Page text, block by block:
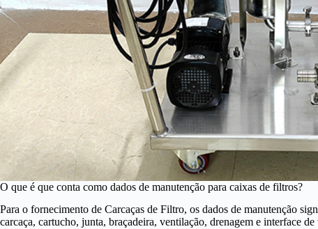
O que é que conta como dados de manutenção para caixas de filtros?
Para o fornecimento de Carcaças de Filtro, os dados de manutenção
carcaça, cartucho, junta, braçadeira, ventilação, drenagem e interface